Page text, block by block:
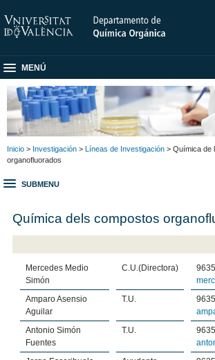
MENÚ
Inicio > Investigación > Líneas de Investigación > Química de
organofluorados
SUBMENU
Química dels compostos
Mercedes Medio
Simón
C.U.(Directora)
Amparo Asensio
Aguilar
T.U.
Antonio Simón
Fuentes
T.U.